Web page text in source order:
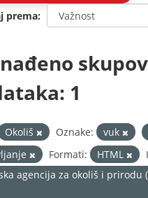
prema
1
Okoliš Oznake: vuk
Formati: HTML
agencija za okoliš i prirodu